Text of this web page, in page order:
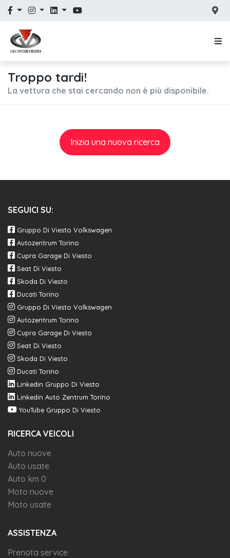
Troppo tardi!
La vettura che stai cercando non è più disponibile.
Inizia una nuova ricerca
SEGUICI SU:
Gruppo Di Viesto Volkswagen
Autozentrum Torino
Cupra Garage Di Viesto
Seat Di Viesto
Skoda Di Viesto
Ducati Torino
Gruppo Di Viesto Volkswagen
Autozentrum Torino
Cupra Garage Di Viesto
Seat Di Viesto
Skoda Di Viesto
Ducati Torino
Linkedin Gruppo Di Viesto
Linkedin Auto Zentrum Torino
YouTube Gruppo Di Viesto
RICERCA VEICOLI
Auto nuove
Auto usate
Auto km 0
Moto nuove
Moto usate
ASSISTENZA
Prenota service